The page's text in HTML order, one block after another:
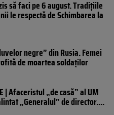
să faci pe 6 august. Tradițiile
le respectă de Schimbarea la
negre” din Rusia. Femei
de moartea soldaților
| Afaceristul „de casă” al UM
„Generalul” de director....